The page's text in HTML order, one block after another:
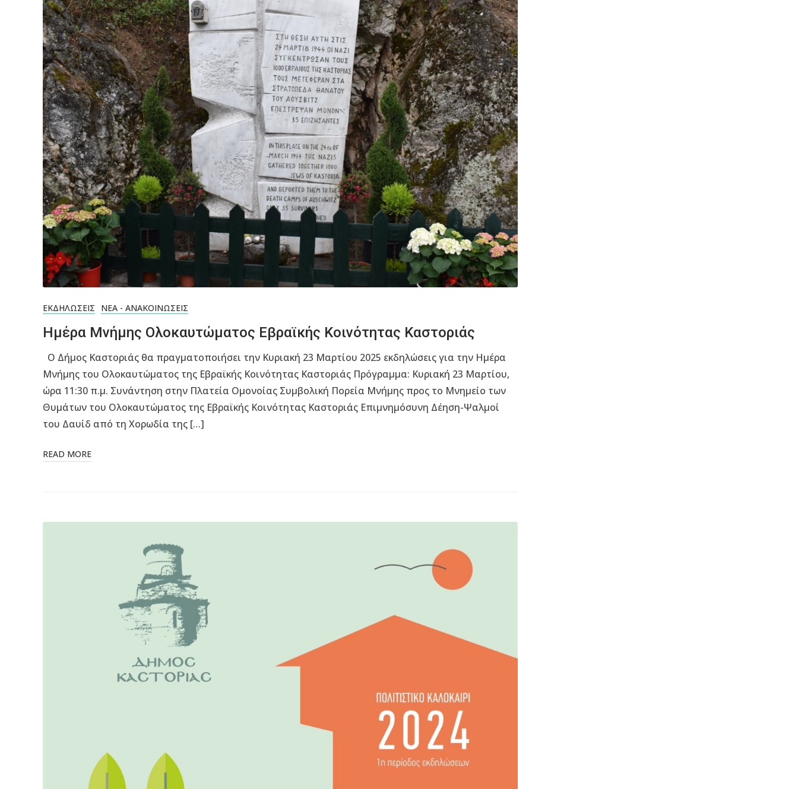
ΕΚΔΗΛΏΣΕΙΣ ΝΈΑ - ΑΝΑΚΟΙΝΏΣΕΙΣ
Ημέρα Μνήμης Ολοκαυτώματος Εβραϊκής Κοινότητας Καστοριάς
Ο Δήμος Καστοριάς θα πραγματοποιήσει την Κυριακή 23 Μαρτίου 2025 εκδηλώσεις για την Ημέρα
Μνήμης του Ολοκαυτώματος της Εβραϊκής Κοινότητας Καστοριάς Πρόγραμμα: Κυριακή 23 Μαρτίου,
ώρα 11:30 π.μ. Συνάντηση στην Πλατεία Ομονοίας Συμβολική Πορεία Μνήμης προς το Μνημείο των
Θυμάτων του Ολοκαυτώματος της Εβραϊκής Κοινότητας Καστοριάς Επιμνημόσυνη Δέηση-Ψαλμοί
του Δαυίδ από τη Χορωδία της […]
READ MORE